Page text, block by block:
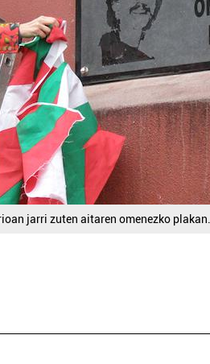
jarri zuten aitaren omenezko plakan.